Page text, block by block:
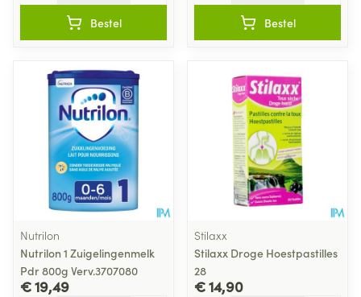
Bestel Bestel
Nutrilon
Nutrilon 1 Zuigelingenmelk
Pdr 800g Verv.3707080
€ 19,49
Stilaxx
Stilaxx Droge Hoestpastilles
28
€ 14,90